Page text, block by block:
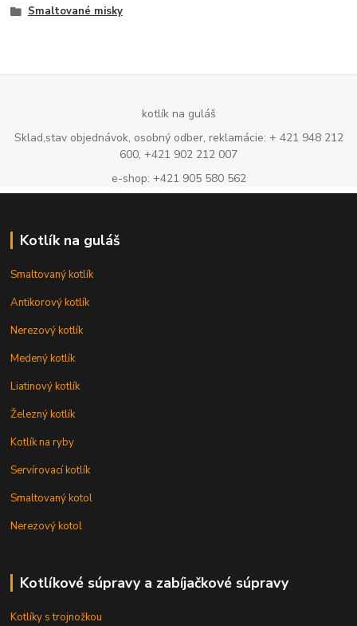
Smaltované misky
kotlík na guláš
Sklad,stav objednávok, osobný odber, reklamácie: + 421 948 212
600, +421 902 212 007
e-shop: +421 905 580 562
Kotlík na guláš
Smaltovaný kotlík
Antikorový kotlík
Nerezový kotlík
Medený kotlík
Liatinový kotlík
Železný kotlík
Kotlík na ryby
Servírovací kotlík
Smaltovaný kotol
Nerezový kotol
Kotlíkové súpravy a zabíjačkové súpravy
Kotlíky s trojnožkou